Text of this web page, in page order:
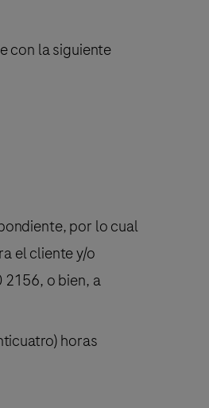
con la siguiente
por lo cual
el cliente y/o
o bien, a
horas